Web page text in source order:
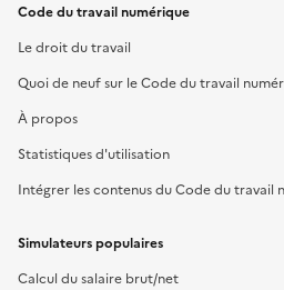
Code du travail numérique
Le droit du travail
Quoi de neuf sur le Code du travail
À propos
Statistiques d'utilisation
Intégrer les contenus du Code du travail
Simulateurs populaires
Calcul du salaire brut/net